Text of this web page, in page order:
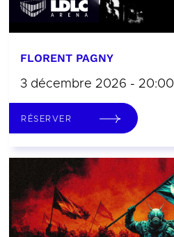
FLORENT PAGNY
3 décembre 2026 - 20:00
RÉSERVER